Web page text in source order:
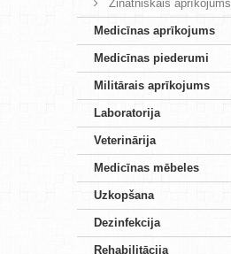
Zinātniskais aprīkojums
Medicīnas aprīkojums
Medicīnas piederumi
Militārais aprīkojums
Laboratorija
Veterinārija
Medicīnas mēbeles
Uzkopšana
Dezinfekcija
Rehabilitācija